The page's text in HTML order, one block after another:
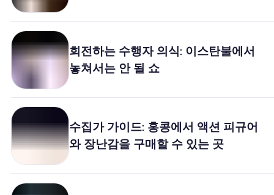
회전하는 수행자 의식: 이스탄불에서
놓쳐서는 안 될 쇼
수집가 가이드: 홍콩에서 액션 피규어
와 장난감을 구매할 수 있는 곳